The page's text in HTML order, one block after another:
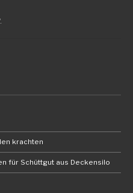
krachten
für Schüttgut aus Deckensilo